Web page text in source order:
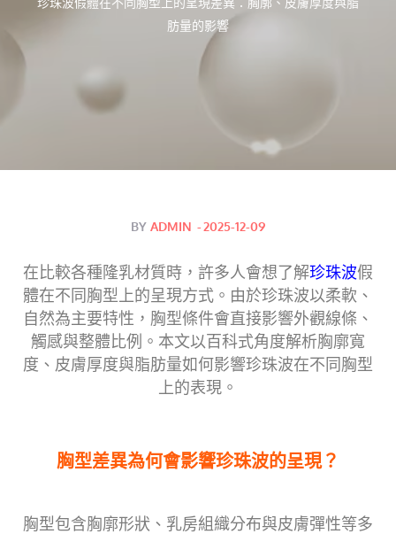
肪量的影響
BY ADMIN Posted
2025-12-09
在比較各種隆乳材質時，許多人會想了解珍珠波假
體在不同胸型上的呈現方式。由於珍珠波以柔軟、
自然為主要特性，胸型條件會直接影響外觀線條、
觸感與整體比例。本文以百科式角度解析胸廓寬
度、皮膚厚度與脂肪量如何影響珍珠波在不同胸型
上的表現。
胸型差異為何會影響珍珠波的呈現？
胸型包含胸廓形狀、乳房組織分布與皮膚彈性等多